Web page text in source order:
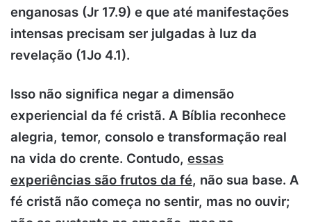
enganosas (Jr 17.9) e que até manifestações
intensas precisam ser julgadas à luz da
revelação (1Jo 4.1).
Isso não significa negar a dimensão
experiencial da fé cristã. A Bíblia reconhece
alegria, temor, consolo e transformação real
na vida do crente. Contudo, essas
experiências são frutos da fé, não sua base. A
fé cristã não começa no sentir, mas no ouvir;